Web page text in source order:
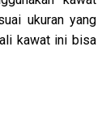
ukuran yang
kawat ini bisa